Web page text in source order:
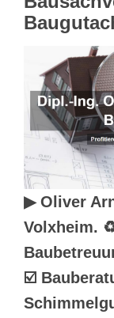
▶︎ Oliver
Volxheim.
☑️